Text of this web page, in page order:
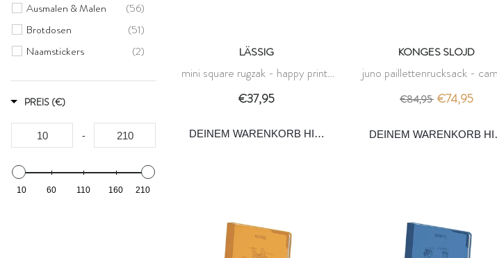
Ausmalen & Malen
(56)
Brotdosen
(51)
Naamstickers
(2)
Stifttaschen
Schulranzen
(36)
PREIS (€)
-
10 60 110 160 210
LÄSSIG
mini square rugzak - happy prints
- midnight blue - lässig
€37,95
DEINEM WARENKORB HINZUFÜGEN
KONGES SLOJD
juno paillettenrucksack -
rose cherry - konges sløjd
€84,95 €74,95
DEINEM WARENKORB